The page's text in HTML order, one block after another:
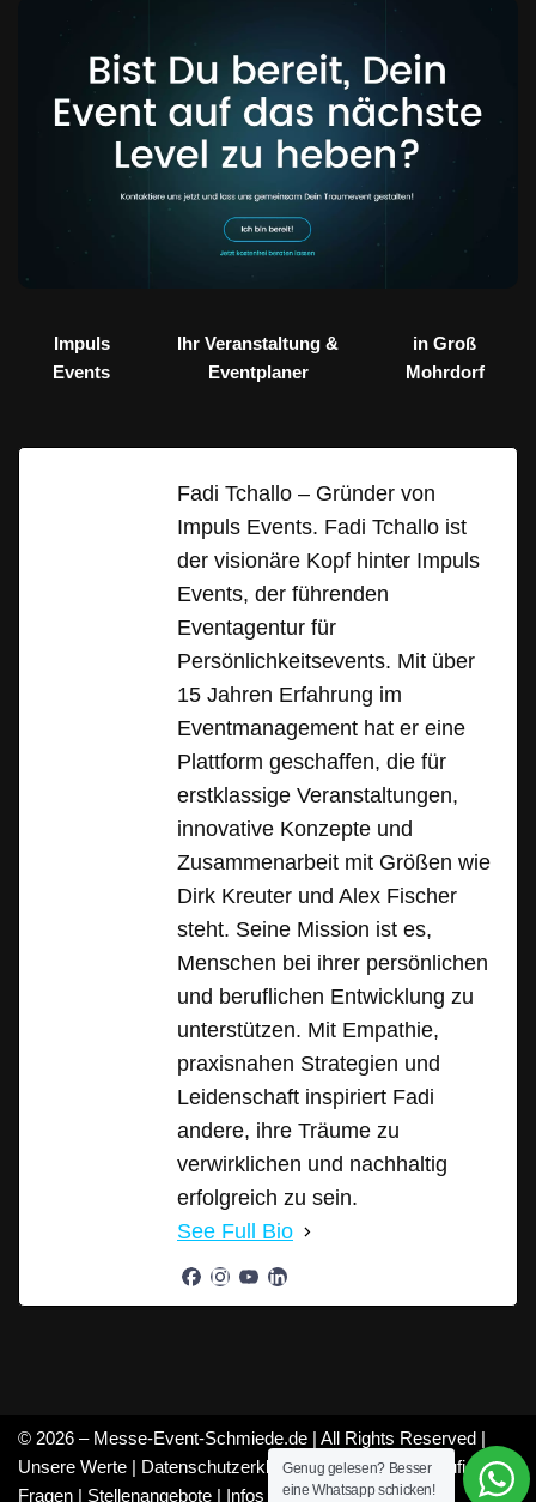
Impuls
Events
Ihr Veranstaltung &
Eventplaner
in Groß
Mohrdorf
Fadi Tchallo – Gründer von
Impuls Events. Fadi Tchallo ist
der visionäre Kopf hinter Impuls
Events, der führenden
Eventagentur für
Persönlichkeitsevents. Mit über
15 Jahren Erfahrung im
Eventmanagement hat er eine
Plattform geschaffen, die für
erstklassige Veranstaltungen,
innovative Konzepte und
Zusammenarbeit mit Größen wie
Dirk Kreuter und Alex Fischer
steht. Seine Mission ist es,
Menschen bei ihrer persönlichen
und beruflichen Entwicklung zu
unterstützen. Mit Empathie,
praxisnahen Strategien und
Leidenschaft inspiriert Fadi
andere, ihre Träume zu
verwirklichen und nachhaltig
erfolgreich zu sein.
See Full Bio
© 2026 – Messe-Event-Schmiede.de | All Rights Reserved |
Unsere Werte | Datenschutzerklärung|Mitarbeiter|Häufige
Fragen | Stellenangebote | Infos Feedback|Über uns
Genug gelesen? Besser
eine Whatsapp schicken!